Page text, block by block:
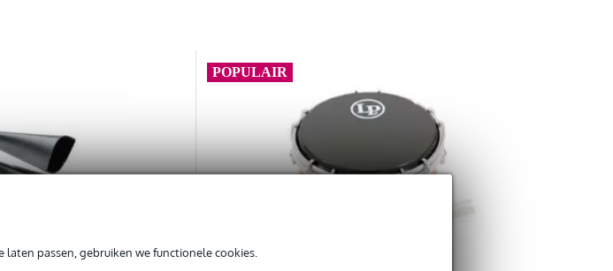
passen, gebruiken we functionele cookies.
POPULAIR